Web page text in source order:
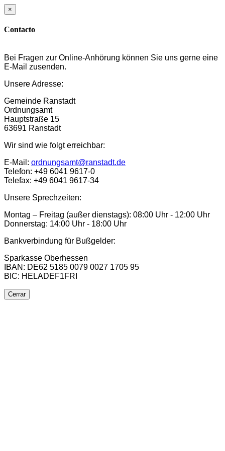
×
Contacto
Bei Fragen zur Online-Anhörung können Sie uns gerne eine
E-Mail zusenden.
Unsere Adresse:
Gemeinde Ranstadt
Ordnungsamt
Hauptstraße 15
63691 Ranstadt
Wir sind wie folgt erreichbar:
E-Mail: ordnungsamt@ranstadt.de
Telefon: +49 6041 9617-0
Telefax: +49 6041 9617-34
Unsere Sprechzeiten:
Montag – Freitag (außer dienstags): 08:00 Uhr - 12:00 Uhr
Donnerstag: 14:00 Uhr - 18:00 Uhr
Bankverbindung für Bußgelder:
Sparkasse Oberhessen
IBAN: DE62 5185 0079 0027 1705 95
BIC: HELADEF1FRI
Cerrar